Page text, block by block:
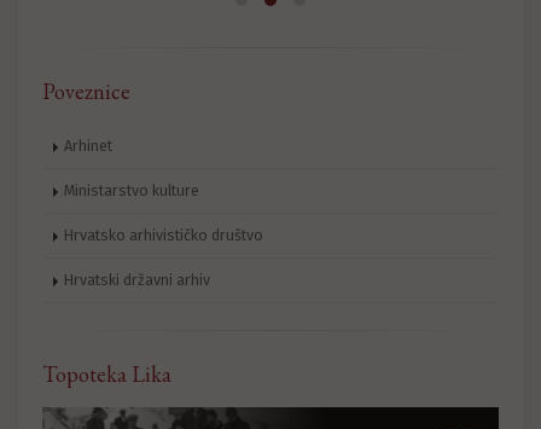
Poveznice
Arhinet
Ministarstvo kulture
Hrvatsko arhivističko društvo
Hrvatski državni arhiv
Topoteka Lika